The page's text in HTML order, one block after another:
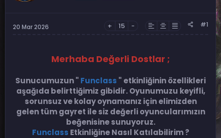
a
20 Mar 2026 + 15 - #1
Merhaba Değerli Dostlar ;
Sunucumuzun " Funclass " etkinliğinin özellikleri
aşağıda belirttiğimiz gibidir. Oyunumuzu keyifli,
sorunsuz ve kolay oynamanız için elimizden
gelen tüm gayret ile siz değerli oyuncularımızın
beğenisine sunuyoruz.
Funclass Etkinliğine Nasıl Katılabilirim ?